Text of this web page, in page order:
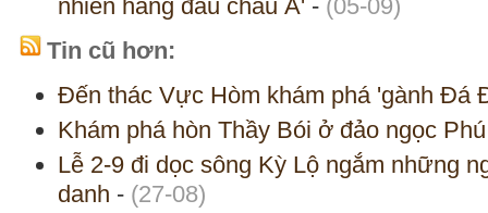
nhiên hàng đầu châu Á' - (05-09)
Tin cũ hơn:
Đến thác Vực Hòm khám phá 'gành Đá
Khám phá hòn Thầy Bói ở đảo ngọc
Lễ 2-9 đi dọc sông Kỳ Lộ ngắm những
danh - (27-08)